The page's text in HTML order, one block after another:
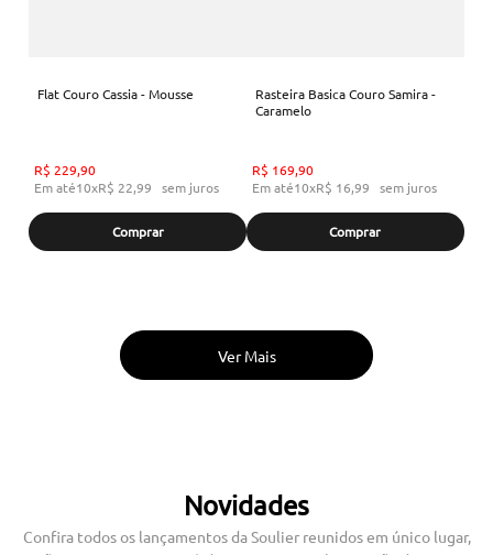
Flat Couro Cassia - Mousse
R$ 229,90
Em até10xR$ 22,99 sem juros
Comprar
Rasteira Basica Couro Samira -
Caramelo
R$ 169,90
Em até10xR$ 16,99 sem juros
Comprar
Novidades
Confira todos os lançamentos da Soulier reunidos em único lugar,